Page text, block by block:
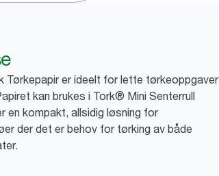
Tørkepapir er ideelt for lette tørkeoppgaver
kan brukes i Tork® Mini Senterrull
en kompakt, allsidig løsning for
der det er behov for tørking av både